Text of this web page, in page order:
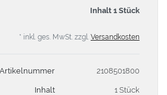
Inhalt 1 Stück
* inkl. ges. MwSt. zzgl. Versandkosten
Artikelnummer 2108501800
Inhalt 1 Stück